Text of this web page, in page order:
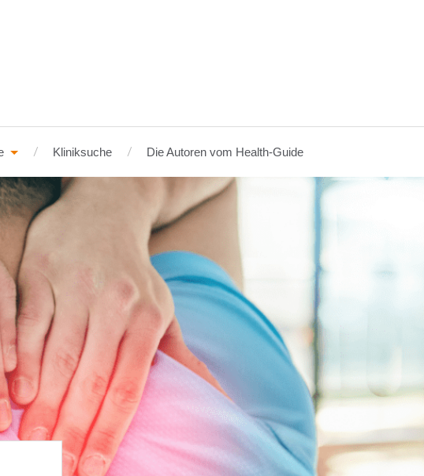
Kliniksuche Die Autoren vom Health-Guide